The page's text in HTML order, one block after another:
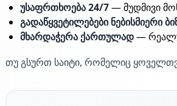
უსაფრთხოება 24/7— მუდმივი
გადაწყვეტილებები ნებისმიერი
მხარდაჭერა ქართულად—
თუ გსურთ საიტი, რომელიც